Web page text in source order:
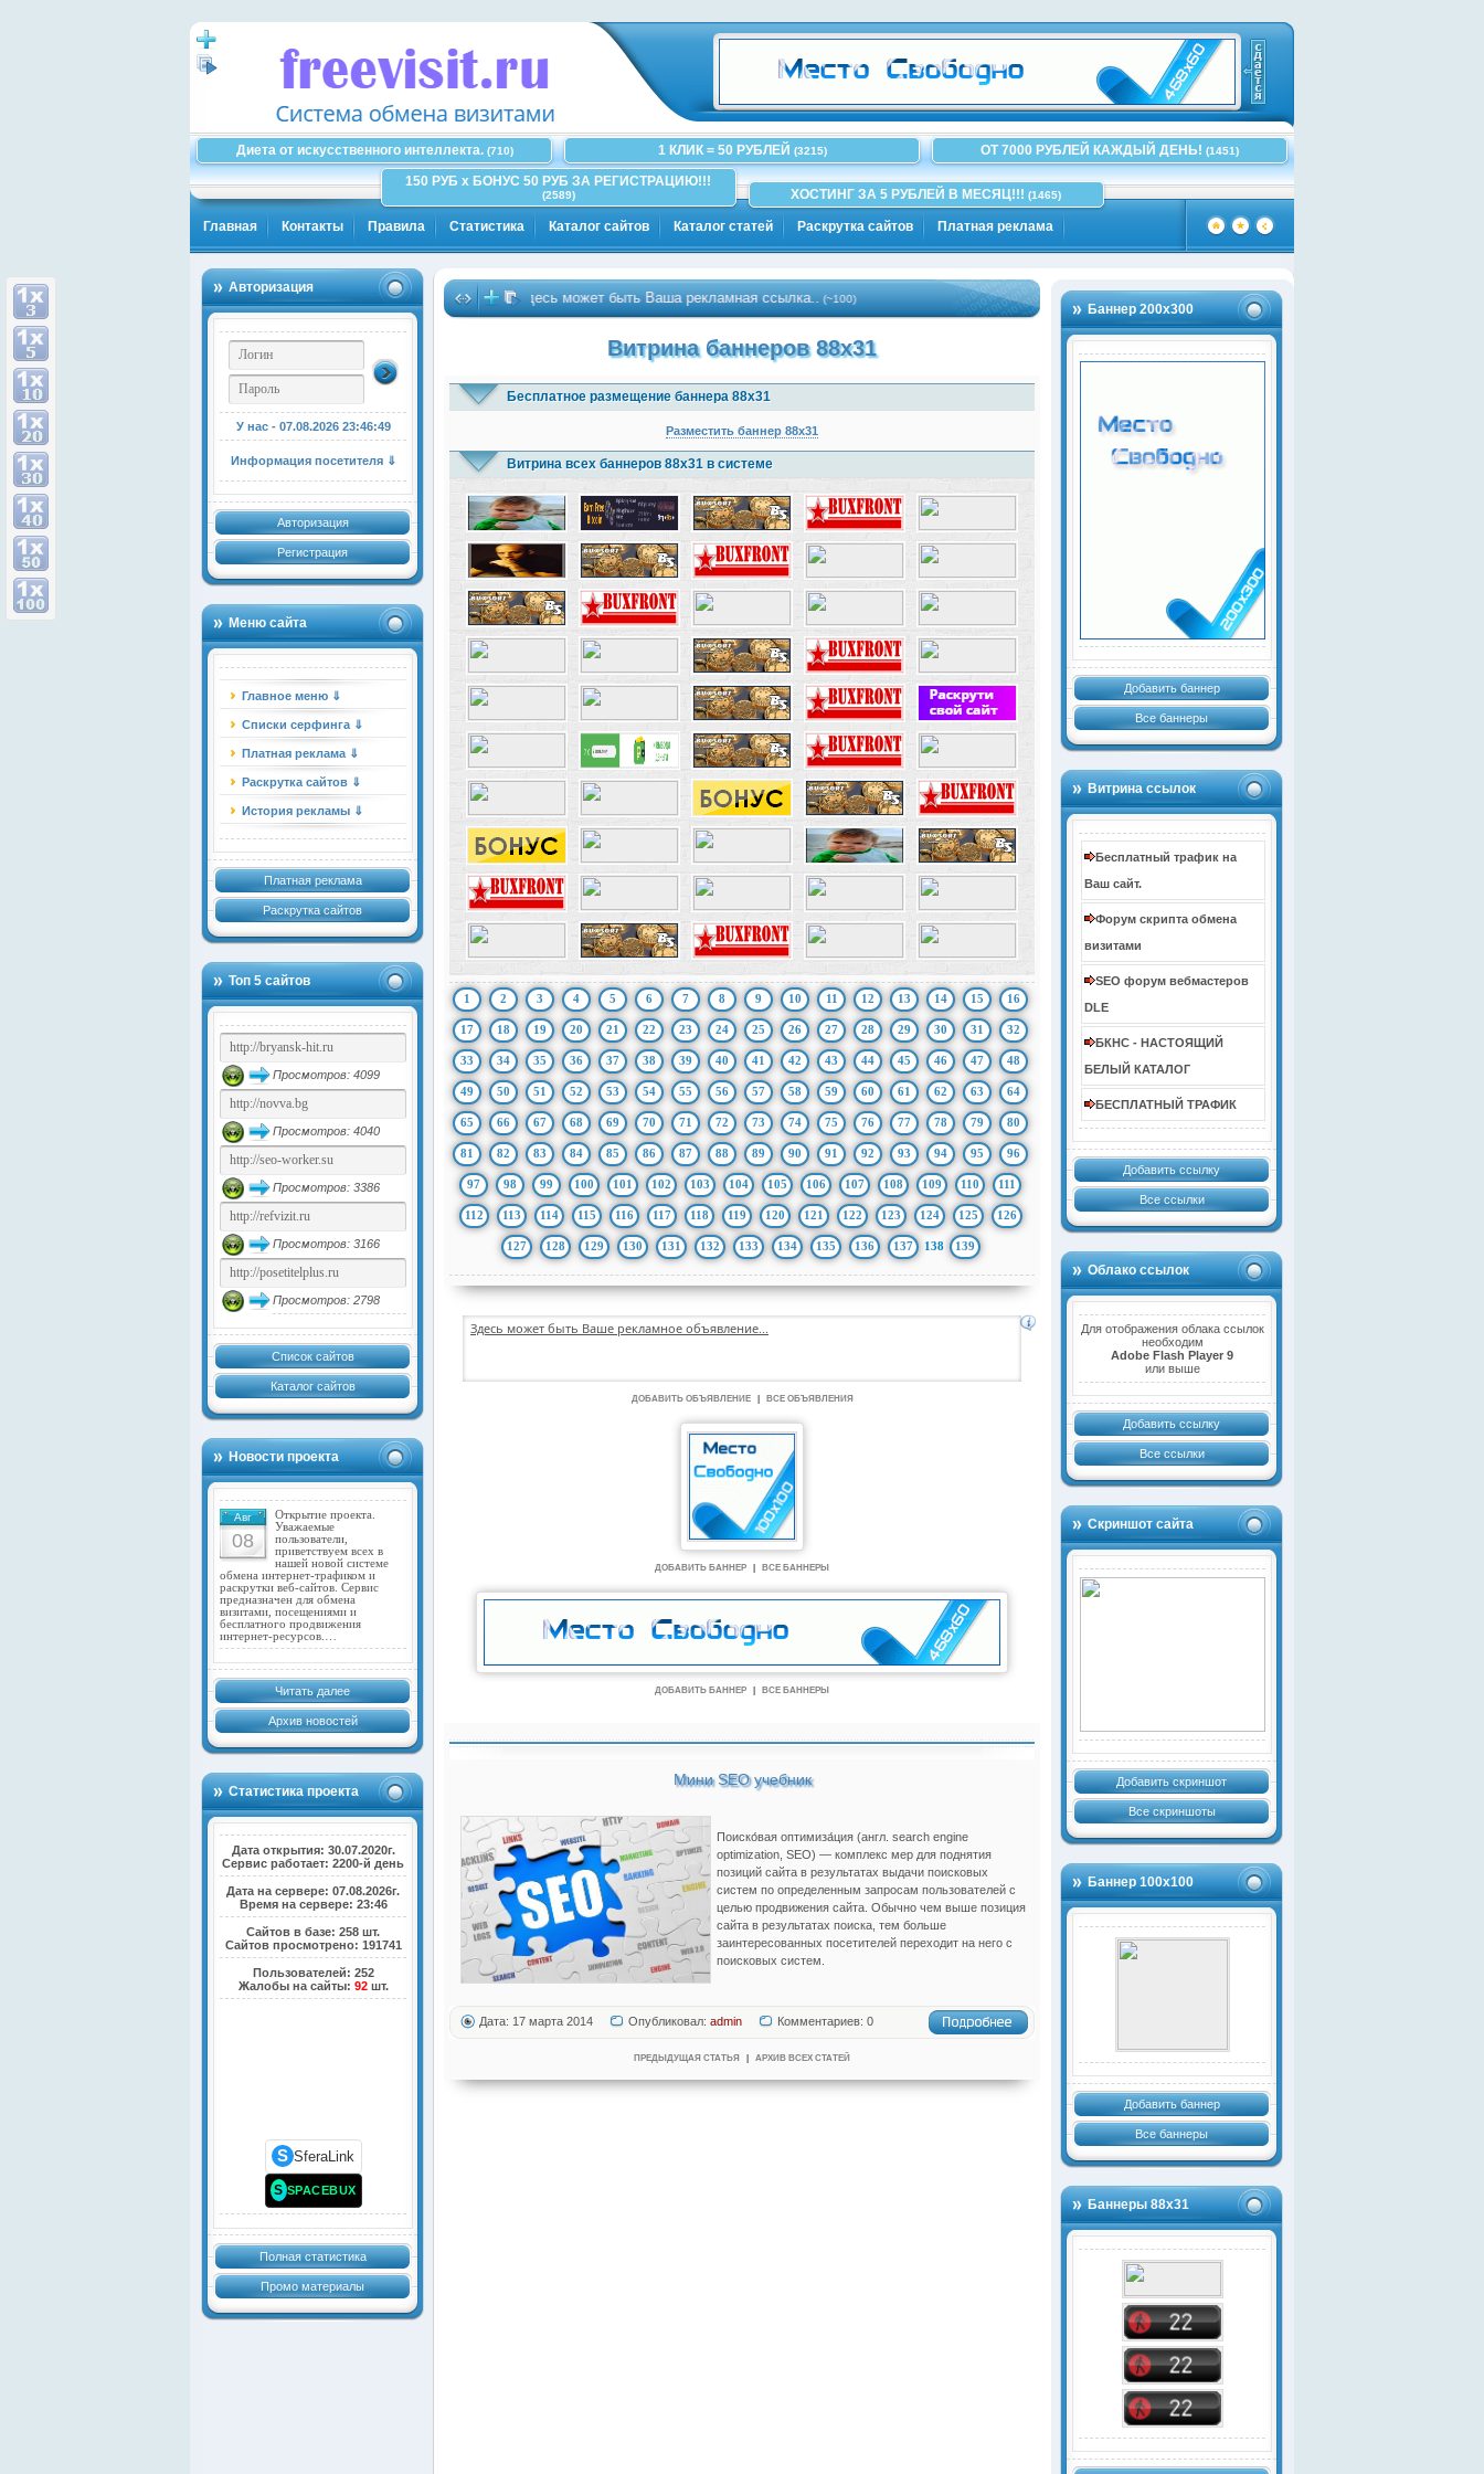
Диета от искусственного интеллекта.(710) 1 КЛИК = 50 РУБЛЕЙ (3215) ОТ 7000 РУБЛЕЙ КАЖДЫЙ ДЕНЬ! (1451)
150 РУБ x БОНУС 50 РУБ ЗА РЕГИСТРАЦИЮ!!!
(2589) ХОСТИНГ ЗА 5 РУБЛЕЙ В МЕСЯЦ!!! (1465)
Главная Контакты Правила Статистика Каталог сайтов Каталог статей Раскрутка сайтов Платная реклама
Авторизация
У нас - 07.08.2026 23:46:49
Информация посетителя ⇓
Авторизация
Регистрация
Меню сайта
Главное меню ⇓
Списки серфинга ⇓
Платная реклама ⇓
Раскрутка сайтов ⇓
История рекламы ⇓
Платная реклама
Раскрутка сайтов
Топ 5 сайтов
Просмотров: 4099
Просмотров: 4040
Просмотров: 3386
Просмотров: 3166
Просмотров: 2798
Список сайтов
Каталог сайтов
Новости проекта
Авг
08
Открытие проекта.
Уважаемые
пользователи,
приветствуем всех в
нашей новой системе
обмена интернет-трафиком и
раскрутки веб-сайтов. Сервис
предназначен для обмена
визитами, посещениями и
бесплатного продвижения
интернет-ресурсов.…
Читать далее
Архив новостей
Статистика проекта
Дата открытия: 30.07.2020г.
Сервис работает: 2200-й день
Дата на сервере: 07.08.2026г.
Время на сервере: 23:46
Сайтов в базе: 258 шт.
Сайтов просмотрено: 191741
Пользователей: 252
Жалобы на сайты: 92шт.
S SferaLink
S SPACEBUX
Полная статистика
Промо материалы
Баннер 200х300
Добавить баннер
Все баннеры
Витрина ссылок
Бесплатный трафик на
Ваш сайт.
Форум скрипта обмена
визитами
SEO форум вебмастеров
DLE
БКНС - НАСТОЯЩИЙ
БЕЛЫЙ КАТАЛОГ
БЕСПЛАТНЫЙ ТРАФИК
Добавить ссылку
Все ссылки
Облако ссылок
Для отображения облака ссылок
необходим
Adobe Flash Player 9
или выше
Добавить ссылку
Все ссылки
Скриншот сайта
Добавить скриншот
Все скриншоты
Баннер 100х100
Добавить баннер
Все баннеры
Баннеры 88х31
Здесь может быть Ваша рекламная ссылка..(~100)
Витрина баннеров 88x31
Бесплатное размещение баннера 88х31
Разместить баннер 88х31
Витрина всех баннеров 88x31 в системе
1 2 3 4 5 6 7 8 9 10 11 12 13 14 15 16
17 18 19 20 21 22 23 24 25 26 27 28 29 30 31 32
33 34 35 36 37 38 39 40 41 42 43 44 45 46 47 48
49 50 51 52 53 54 55 56 57 58 59 60 61 62 63 64
65 66 67 68 69 70 71 72 73 74 75 76 77 78 79 80
81 82 83 84 85 86 87 88 89 90 91 92 93 94 95 96
97 98 99 100 101 102 103 104 105 106 107 108 109 110 111
112 113 114 115 116 117 118 119 120 121 122 123 124 125 126
127 128 129 130 131 132 133 134 135 136 137 138 139
Здесь может быть Ваше рекламное объявление...
ДОБАВИТЬ ОБЪЯВЛЕНИЕ ВСЕ ОБЪЯВЛЕНИЯ
ДОБАВИТЬ БАННЕР ВСЕ БАННЕРЫ
ДОБАВИТЬ БАННЕР ВСЕ БАННЕРЫ
Мини SEO учебник
Поиско́вая оптимиза́ция (англ. search engine
optimization, SEO) — комплекс мер для поднятия
позиций сайта в результатах выдачи поисковых
систем по определенным запросам пользователей с
целью продвижения сайта. Обычно чем выше позиция
сайта в результатах поиска, тем больше
заинтересованных посетителей переходит на него с
поисковых систем.
Дата: 17 марта 2014 Опубликовал: admin Комментариев: 0
ПРЕДЫДУЩАЯ СТАТЬЯ АРХИВ ВСЕХ СТАТЕЙ